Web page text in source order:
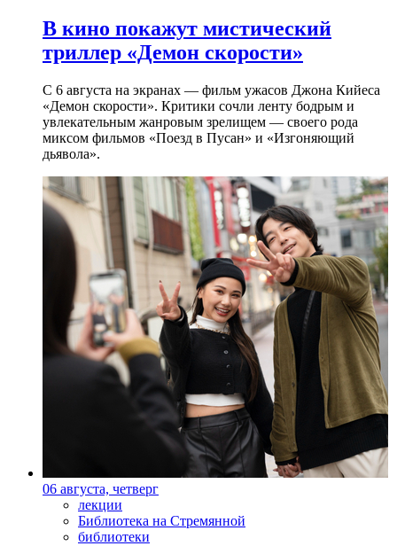
В кино покажут мистический
триллер «Демон скорости»
С 6 августа на экранах — фильм ужасов Джона Кийеса
«Демон скорости». Критики сочли ленту бодрым и
увлекательным жанровым зрелищeм — своего рода
миксом фильмов «Поезд в Пусан» и «Изгоняющий
дьявола».
06 августа, четверг
лекции
Библиотека на Стремянной
библиотеки